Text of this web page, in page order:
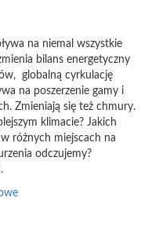
na niemal wszystkie
bilans energetyczny
globalną cyrkulację
na poszerzenie gamy i
Zmieniają się też chmury.
klimacie? Jakich
różnych miejscach na
odczujemy?